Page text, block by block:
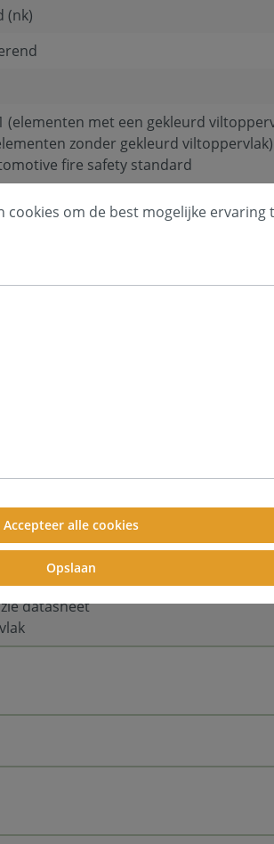
(nk)
(elementen met een gekleurd
zonder gekleurd viltoppervlak)
fire safety standard
bij de bevoegde autoriteiten naar de
tussen verschillende batches
tegen veroudering
datasheet
cookies om de best mogelijke ervaring
Accepteer alle cookies
Opslaan